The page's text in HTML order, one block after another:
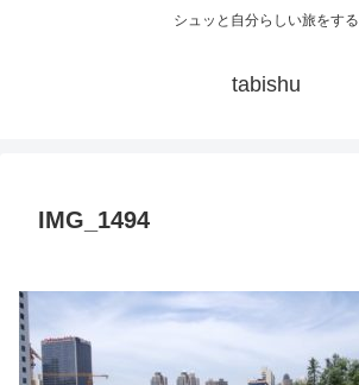
シュッと自分らしい旅をする
tabishu
IMG_1494